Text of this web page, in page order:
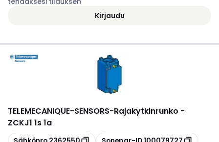
Kirjaudu
TELEMECANIQUE-SENSORS-Rajakytkinrunko -
ZCKJ1 1s 1a
Kopioi Kopioi